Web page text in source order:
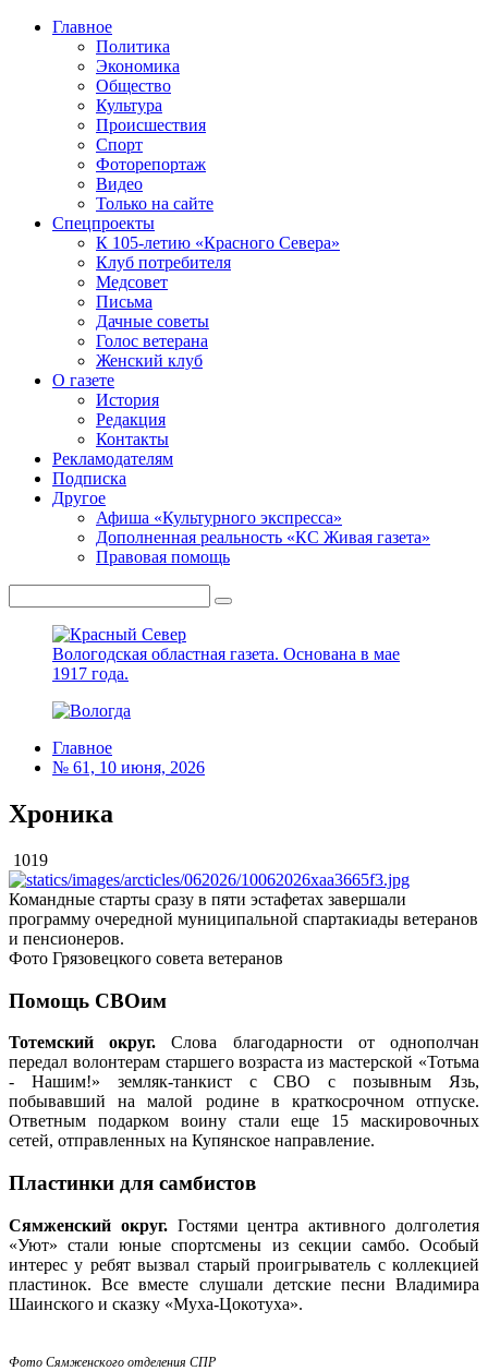
Главное
Политика
Экономика
Общество
Культура
Происшествия
Спорт
Фоторепортаж
Видео
Только на сайте
Спецпроекты
К 105-летию «Красного Севера»
Клуб потребителя
Медсовет
Письма
Дачные советы
Голос ветерана
Женский клуб
О газете
История
Редакция
Контакты
Рекламодателям
Подписка
Другое
Афиша «Культурного экспресса»
Дополненная реальность «КС Живая газета»
Правовая помощь
Вологодская областная газета. Основана в мае
1917 года.
Главное
№ 61, 10 июня, 2026
Хроника
1019
Командные старты сразу в пяти эстафетах завершали
программу очередной муниципальной спартакиады ветеранов
и пенсионеров.
Фото Грязовецкого совета ветеранов
Помощь СВОим
Тотемский округ. Слова благодарности от однополчан
передал волонтерам старшего возраста из мастерской «Тотьма
- Нашим!» земляк-танкист с СВО с позывным Язь,
побывавший на малой родине в краткосрочном отпуске.
Ответным подарком воину стали еще 15 маскировочных
сетей, отправленных на Купянское направление.
Пластинки для самбистов
Сямженский округ.Гостями центра активного долголетия
«Уют» стали юные спортсмены из секции самбо. Особый
интерес у ребят вызвал старый проигрыватель с коллекцией
пластинок. Все вместе слушали детские песни Владимира
Шаинского и сказку «Муха-Цокотуха».
Фото Сямженского отделения СПР